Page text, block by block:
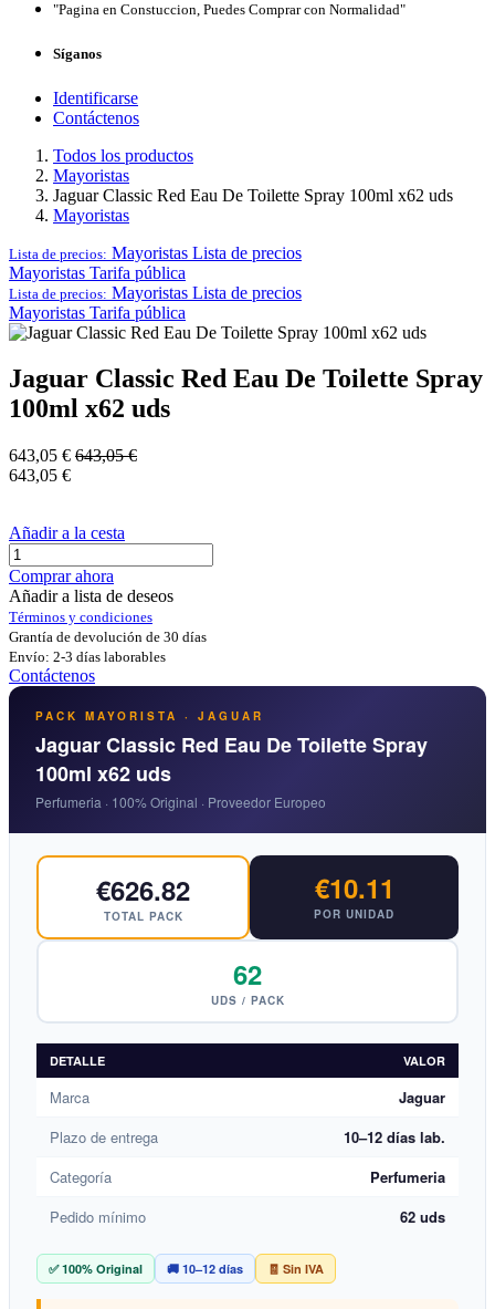
"Pagina en Constuccion, Puedes Comprar con Normalidad"
Síganos
Identificarse
Contáctenos
Todos los productos
Mayoristas
Jaguar Classic Red Eau De Toilette Spray 100ml x62 uds
Mayoristas
Lista de precios: Mayoristas Lista de precios
Mayoristas Tarifa pública
Lista de precios: Mayoristas Lista de precios
Mayoristas Tarifa pública
Jaguar Classic Red Eau De Toilette Spray
100ml x62 uds
643,05 € 643,05€
643,05 €
Añadir a la cesta
Comprar ahora
Añadir a lista de deseos
Términos y condiciones
Grantía de devolución de 30 días
Envío: 2-3 días laborables
Contáctenos
PACK MAYORISTA · JAGUAR
Jaguar Classic Red Eau De Toilette Spray
100ml x62 uds
Perfumeria · 100% Original · Proveedor Europeo
€626.82
TOTAL PACK
€10.11
POR UNIDAD
62
UDS / PACK
DETALLE VALOR
Marca
Jaguar
Plazo de entrega
10–12 días lab.
Categoría
Perfumeria
Pedido mínimo
62 uds
✅ 100% Original 🚚 10–12 días 🧾 Sin IVA